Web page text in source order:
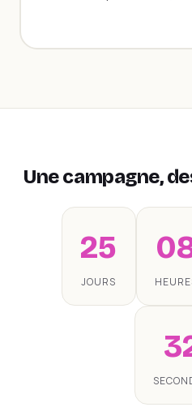
Une campagne,
25
JOURS